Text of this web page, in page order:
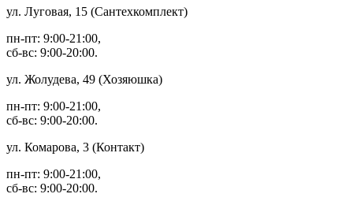
ул. Луговая, 15 (Сантехкомплект)
пн-пт: 9:00-21:00,
сб-вс: 9:00-20:00.
ул. Жолудева, 49 (Хозяюшка)
пн-пт: 9:00-21:00,
сб-вс: 9:00-20:00.
ул. Комарова, 3 (Контакт)
пн-пт: 9:00-21:00,
сб-вс: 9:00-20:00.